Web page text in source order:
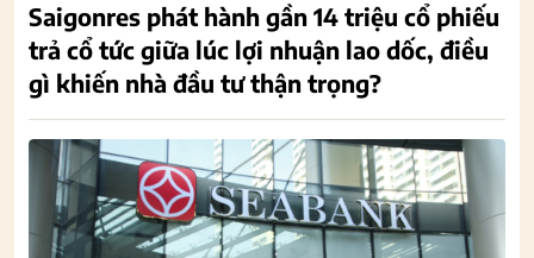
Saigonres phát hành gần 14 triệu cổ phiếu
trả cổ tức giữa lúc lợi nhuận lao dốc, điều
gì khiến nhà đầu tư thận trọng?